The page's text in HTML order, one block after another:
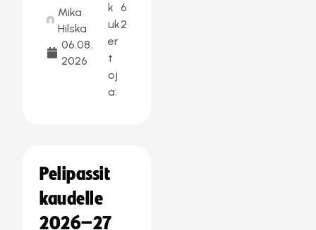
Mika
Hilska
06.08.
2026
k
uk
er
t
oj
a:
6
2
Pelipassit
kaudelle
2026–27